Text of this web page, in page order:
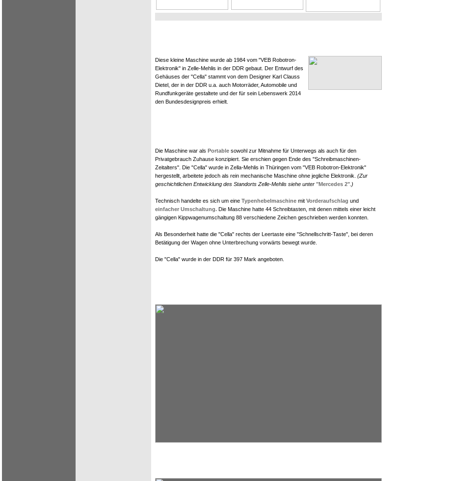
Diese kleine Maschine wurde ab 1984 vom "VEB Robotron-
Elektronik" in Zelle-Mehlis in der DDR gebaut. Der Entwurf des
Gehäuses der "Cella" stammt von dem Designer Karl Clauss
Dietel, der in der DDR u.a. auch Motorräder, Automobile und
Rundfunkgeräte gestaltete und der für sein Lebenswerk 2014
den Bundesdesignpreis erhielt.
Die Maschine war als Portable sowohl zur Mitnahme für Unterwegs als auch für den
Privatgebrauch Zuhause konzipiert. Sie erschien gegen Ende des "Schreibmaschinen-
Zeitalters". Die "Cella" wurde in Zella-Mehlis in Thüringen vom "VEB Robotron-Elektronik"
hergestellt, arbeitete jedoch als rein mechanische Maschine ohne jegliche Elektronik. (Zur
geschichtlichen Entwicklung des Standorts Zelle-Mehlis siehe unter "Mercedes 2" .)
Technisch handelte es sich um eine Typenhebelmaschine mit Vorderaufschlag und
einfacher Umschaltung. Die Maschine hatte 44 Schreibtasten, mit denen mittels einer leicht
gängigen Kippwagenumschaltung 88 verschiedene Zeichen geschrieben werden konnten.
Als Besonderheit hatte die "Cella" rechts der Leertaste eine "Schnellschritt-Taste", bei deren
Betätigung der Wagen ohne Unterbrechung vorwärts bewegt wurde.
Die "Cella" wurde in der DDR für 397 Mark angeboten.